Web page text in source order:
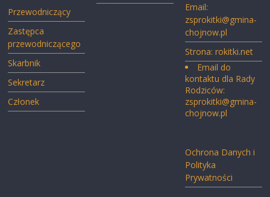
Przewodniczący
Zastępca
przewodniczącego
Skarbnik
Sekretarz
Członek
Email:
zsprokitki@gmina-
chojnow.pl
Strona: rokitki.net
Email do
kontaktu dla Rady
Rodziców:
zsprokitki@gmina-
chojnow.pl
Ochrona Danych i
Polityka
Prywatności